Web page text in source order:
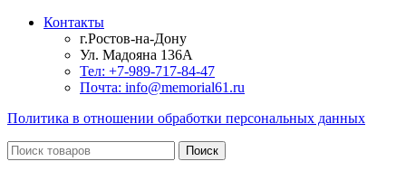
Контакты
г.Ростов-на-Дону
Ул. Мадояна 136А
Тел: +7-989-717-84-47
Почта: info@memorial61.ru
Политика в отношении обработки персональных данных
Поиск